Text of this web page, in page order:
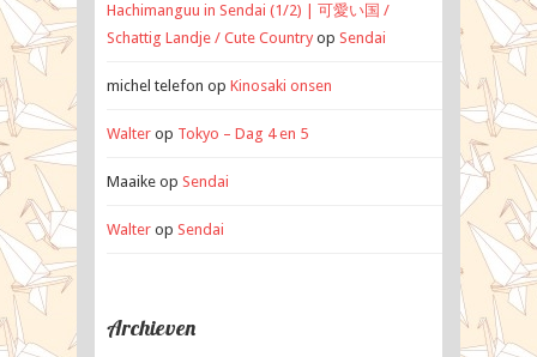
Hachimanguu in Sendai (1/2) | 可愛い国 /
Schattig Landje / Cute Country op Sendai
michel telefon op Kinosaki onsen
Walter op Tokyo – Dag 4 en 5
Maaike op Sendai
Walter op Sendai
Archieven